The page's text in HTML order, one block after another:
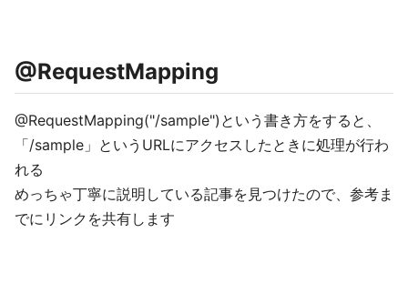
@RequestMapping
@RequestMapping("/sample")という書き方をすると、
「/sample」というURLにアクセスしたときに処理が行わ
れる
めっちゃ丁寧に説明している記事を見つけたので、参考ま
でにリンクを共有します